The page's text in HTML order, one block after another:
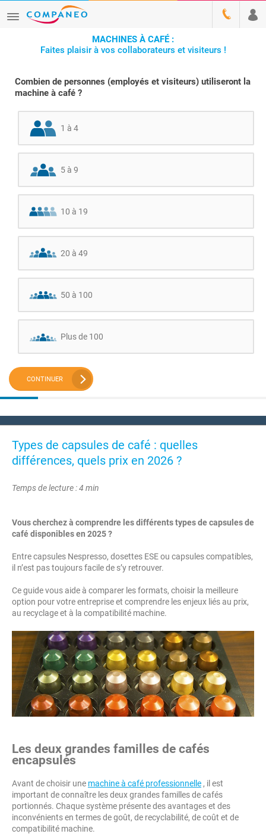
MACHINES À CAFÉ :
Faites plaisir à vos collaborateurs et visiteurs !
Combien de personnes (employés et visiteurs) utiliseront la
machine à café ?
1 à 4
5 à 9
10 à 19
20 à 49
50 à 100
Plus de 100
CONTINUER
Types de capsules de café : quelles
différences, quels prix en 2026 ?
Temps de lecture : 4 min
Vous cherchez à comprendre les différents types de capsules de
café disponibles en 2025 ?
Entre capsules Nespresso, dosettes ESE ou capsules compatibles,
il n’est pas toujours facile de s’y retrouver.
Ce guide vous aide à comparer les formats, choisir la meilleure
option pour votre entreprise et comprendre les enjeux liés au prix,
au recyclage et à la compatibilité machine.
Les deux grandes familles de cafés
encapsulés
Avant de choisir une machine à café professionnelle , il est
important de connaître les deux grandes familles de cafés
portionnés. Chaque système présente des avantages et des
inconvénients en termes de goût, de recyclabilité, de coût et de
compatibilité machine.